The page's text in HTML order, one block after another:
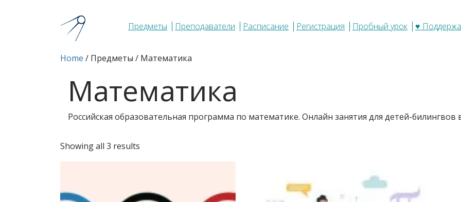
Предметы Преподаватели Расписание Регистрация Пробный урок ♥
Home / Предметы / Математика
Математика
Российская образовательная программа по математике. Онлайн занятия для детей-билингвов
Showing all 3 results